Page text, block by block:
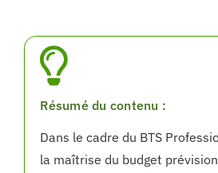
Résumé du contenu :
Dans le cadre du BTS
la maîtrise du budget